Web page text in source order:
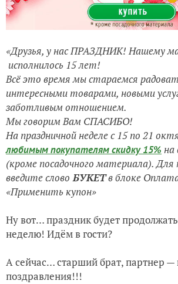
«Друзья, у нас ПРАЗДНИК! Нашему
исполнилось 15 лет!
Всё это время мы стараемся
интересными товарами, новыми
заботливым отношением.
Мы говорим Вам СПАСИБО!
На праздничной неделе с 15 по 21
любимым покупателям скидку 15% на
(кроме посадочного материала). Для
введите слово БУКЕТв блоке
«Применить купон»
Ну вот… праздник будет
неделю! Идём в гости?
А сейчас… старший брат, партнер
поздравления!!!